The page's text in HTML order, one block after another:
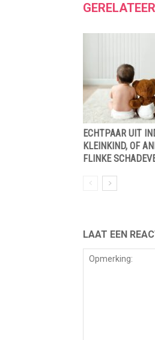
ECHTPAAR UIT
KLEINKIND, OF
FLINKE
LAAT EEN